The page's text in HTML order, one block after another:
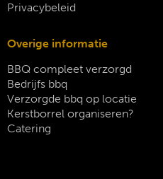
Privacybeleid
Overige informatie
BBQ compleet verzorgd
Bedrijfs bbq
Verzorgde bbq op locatie
Kerstborrel organiseren?
Catering